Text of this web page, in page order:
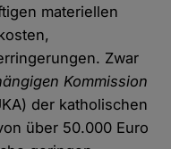
materiellen
Zwar
Kommission
der katholischen
über 50.000 Euro